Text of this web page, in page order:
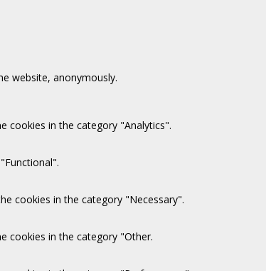
website, anonymously.
cookies in the category "Analytics".
cookies in the category "Necessary".
cookies in the category "Other.